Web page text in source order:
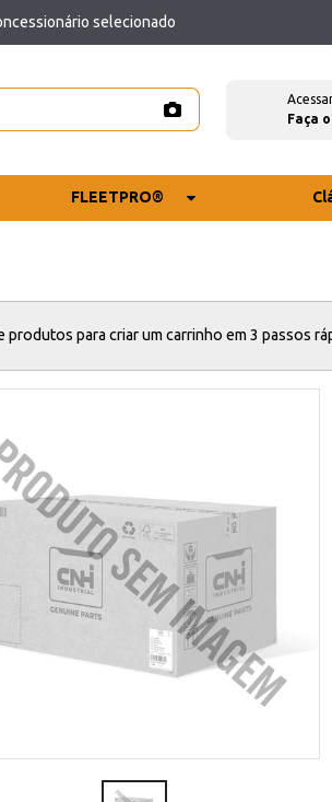
selecionado
Faça
FLEETPRO®
produtos para criar um carrinho em 3 passos